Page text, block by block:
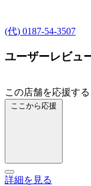
(代) 0187-54-3507
ユーザーレビュ
この店舗を応援する
ここから応援
詳細を見る